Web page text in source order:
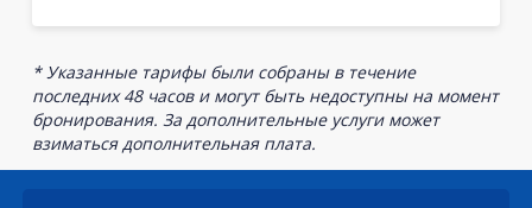
* Указанные тарифы были собраны в течение
последних 48 часов и могут быть недоступны на момент
бронирования. За дополнительные услуги может
взиматься дополнительная плата.